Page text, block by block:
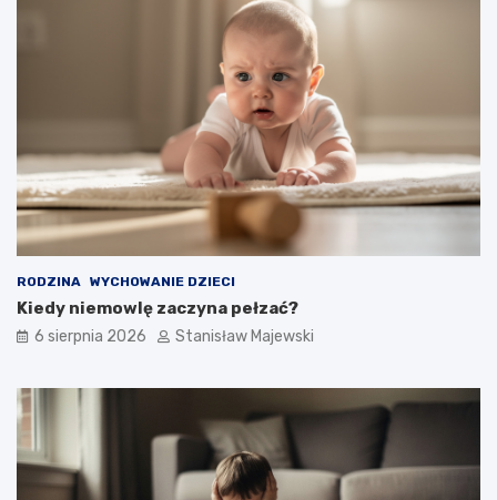
RODZINA WYCHOWANIE DZIECI
Kiedy niemowlę zaczyna pełzać?
6 sierpnia 2026 Stanisław Majewski